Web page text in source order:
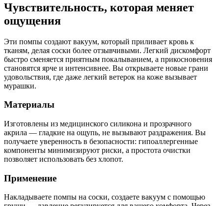
Чувствительность, которая меняет
ощущения
Эти помпы создают вакуум, который приливает кровь к
тканям, делая соски более отзывчивыми. Легкий дискомфорт
быстро сменяется приятным покалыванием, а прикосновения
становятся ярче и интенсивнее. Вы открываете новые грани
удовольствия, где даже легкий ветерок на коже вызывает
мурашки.
Материалы
Изготовлены из медицинского силикона и прозрачного
акрила — гладкие на ощупь, не вызывают раздражения. Вы
получаете уверенность в безопасности: гипоаллергенные
компоненты минимизируют риски, а простота очистки
позволяет использовать без хлопот.
Применение
Накладываете помпы на соски, создаете вакуум с помощью